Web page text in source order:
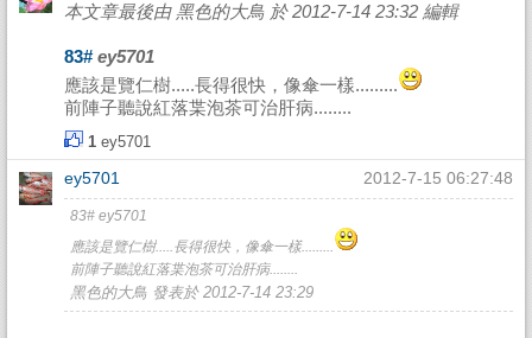
本文章最後由 黑色的大鳥 於 2012-7-14 23:32 編輯
83# ey5701
應該是覽仁樹.....長得很快，像傘一樣.........
前陣子聽說紅落枼泡茶可治肝病........
1 ey5701
ey5701 2012-7-15 06:27:48
83# ey5701
應該是覽仁樹.....長得很快，像傘一樣.........
前陣子聽說紅落枼泡茶可治肝病........
黑色的大鳥 發表於 2012-7-14 23:29